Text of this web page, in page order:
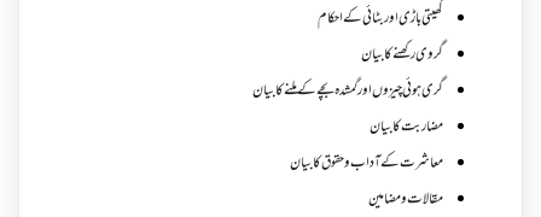
کھیتی باڑی اور بٹائی کے احکام
گروی رکھنے کا بیان
گری ہوئی چیزوں اورگمشدہ بچے کے ملنے کا بیان
مضاربت کا بیان
معاشرت کے آداب و حقوق کا بیان
مقالات ومضامین